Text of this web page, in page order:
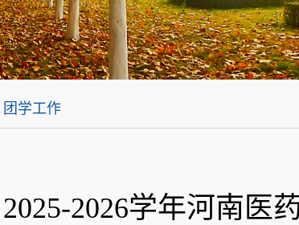
团学工作
2025-2026学年河南医